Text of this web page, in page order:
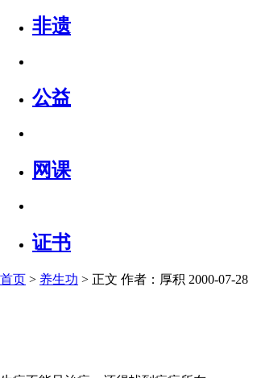
非遗
公益
网课
证书
首页 > 养生功 > 正文 作者：厚积 2000-07-28